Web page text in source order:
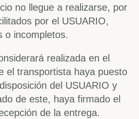
no llegue a realizarse, por
por el USUARIO,
o incompletos.
realizada en el
el transportista haya puesto
del USUARIO y
de este, haya firmado el
de la entrega.